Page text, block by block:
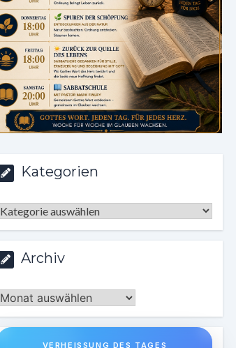
Kategorien
Kategorien
Archiv
Archiv
VERHEISSUNG DES TAGES